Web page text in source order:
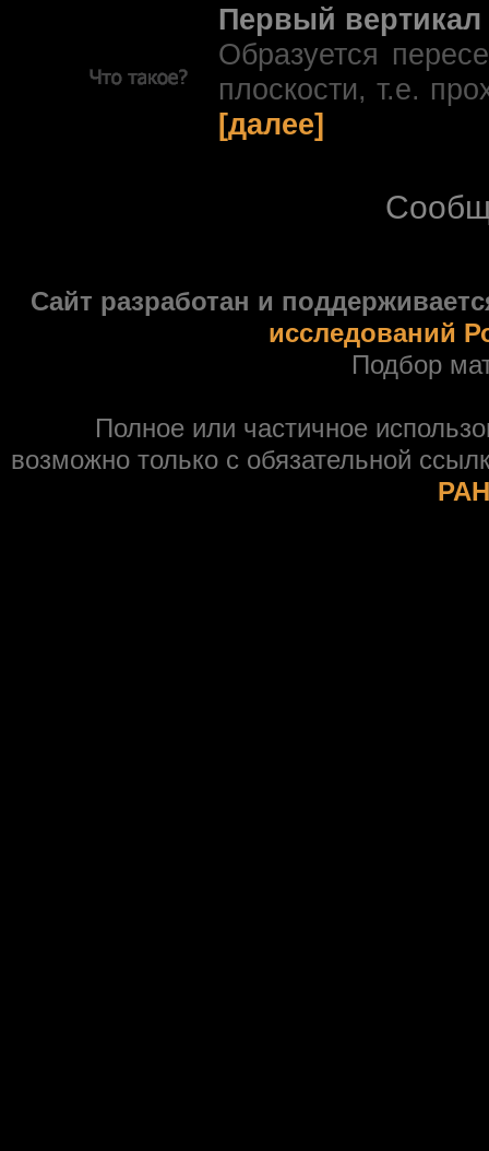
Первый вертикал
Образуется
плоскости, т.е.
[далее]
Сайт разработан и
исследований
Подбор
Полное или частичное
возможно только с обязательной